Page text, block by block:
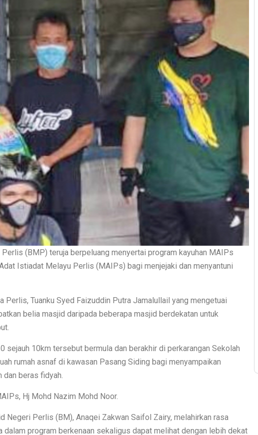
(BMP) teruja berpeluang menyertai program kayuhan MAIPs
Istiadat Melayu Perlis (MAIPs) bagi menjejaki dan menyantuni
Perlis, Tuanku Syed Faizuddin Putra Jamalullail yang mengetuai
belia masjid daripada beberapa masjid berdekatan untuk
sejauh 10km tersebut bermula dan berakhir di perkarangan Sekolah
rumah asnaf di kawasan Pasang Siding bagi menyampaikan
dan beras fidyah.
Hj Mohd Nazim Mohd Noor.
Negeri Perlis (BM), Anaqei Zakwan Saifol Zairy, melahirkan rasa
dalam program berkenaan sekaligus dapat melihat dengan lebih dekat